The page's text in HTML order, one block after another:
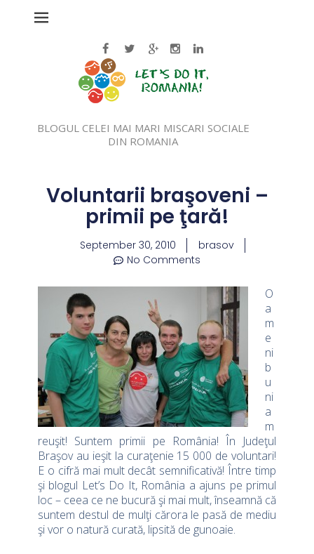
BLOGUL CELEI MAI MARI MISCARI SOCIALE
DIN ROMANIA
Voluntarii braşoveni –
primii pe ţară!
September 30, 2010
brasov
No Comments
O
a
m
e
ni
b
u
ni
a
m
reuşit! Suntem primii pe România! În Judeţul
Braşov au ieşit la curaţenie 15 000 de voluntari!
E o cifră mai mult decât semnificativă! Între timp
şi blogul Let’s Do It, România a ajuns pe primul
loc – ceea ce ne bucură şi mai mult, înseamnă că
suntem destul de mulţi cărora le pasă de mediu
şi vor o natură curată, lipsită de gunoaie.